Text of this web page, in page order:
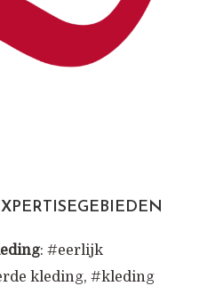
: #eerlijk
kleding, #kleding